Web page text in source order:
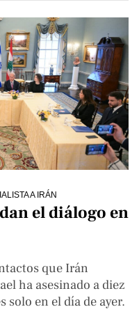
A IRÁN
el diálogo en
que Irán
ha asesinado a diez
solo en el día de ayer.